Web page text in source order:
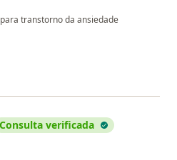
transtorno da ansiedade
Consulta verificada